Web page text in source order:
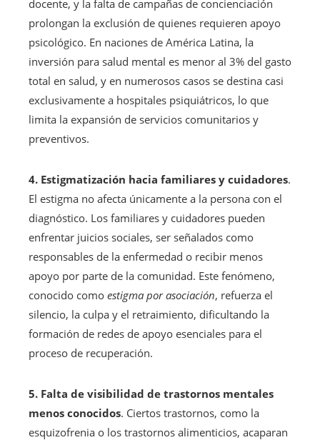
docente, y la falta de campañas de concienciación
prolongan la exclusión de quienes requieren apoyo
psicológico. En naciones de América Latina, la
inversión para salud mental es menor al 3% del gasto
total en salud, y en numerosos casos se destina casi
exclusivamente a hospitales psiquiátricos, lo que
limita la expansión de servicios comunitarios y
preventivos.
4. Estigmatización hacia familiares y cuidadores.
El estigma no afecta únicamente a la persona con el
diagnóstico. Los familiares y cuidadores pueden
enfrentar juicios sociales, ser señalados como
responsables de la enfermedad o recibir menos
apoyo por parte de la comunidad. Este fenómeno,
conocido como estigma por asociación, refuerza el
silencio, la culpa y el retraimiento, dificultando la
formación de redes de apoyo esenciales para el
proceso de recuperación.
5. Falta de visibilidad de trastornos mentales
menos conocidos. Ciertos trastornos, como la
esquizofrenia o los trastornos alimenticios, acaparan